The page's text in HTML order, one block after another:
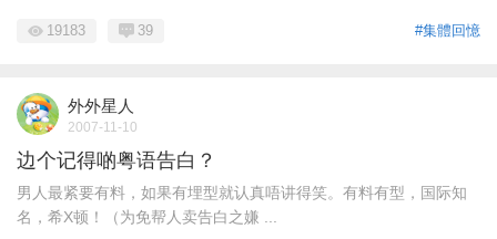
#集體回憶
19183 39
外外星人
2007-11-10
边个记得啲粤语告白？
男人最紧要有料，如果有埋型就认真唔讲得笑。有料有型，国际知
名，希X顿！（为免帮人卖告白之嫌 ...